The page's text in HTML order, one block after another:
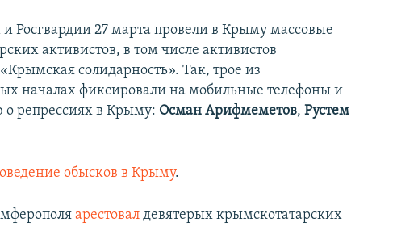
Росгвардии 27 марта провели в Крыму массовые
активистов, в том числе активистов
солидарность». Так, трое из
началах фиксировали на мобильные телефоны и
репрессиях в Крыму: Осман Арифмеметов,Рустем
обысков в Крыму.
арестовал девятерых крымскотатарских